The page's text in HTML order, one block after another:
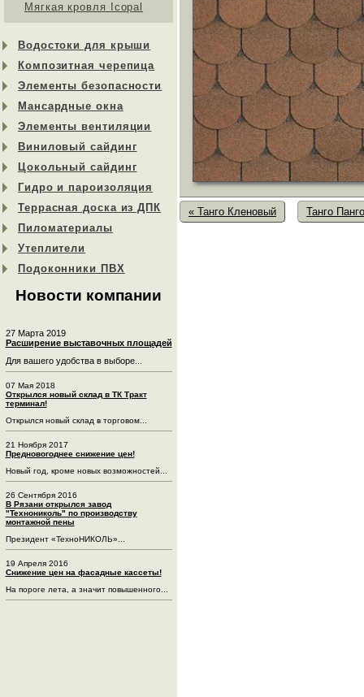
Мягкая кровля Icopal
Водостоки для крыши
Композитная черепица
Элементы безопасности
Мансардные окна
Элементы вентиляции
Виниловый сайдинг
Цокольный сайдинг
Гидро и пароизоляция
Террасная доска из ДПК
Пиломатериалы
Утеплители
Подоконники ПВХ
Новости компании
27 Марта 2019
Расширение выставочных площадей
Для вашего удобства в выборе...
07 Мая 2018
Открылся новый склад в ТК Тракт
терминал!
Открылся новый склад в торговом...
21 Ноября 2017
Предновогоднее снижение цен!
Новый год, кроме новых возможностей...
26 Сентября 2016
В Рязани открылся завод
"Технониколь" по производству
монтажной пены
Президент «ТехноНИКОЛЬ»...
19 Апреля 2016
Снижение цен на фасадные кассеты!
На пороге лета, а значит повышенного...
« Танго Кленовый Танго